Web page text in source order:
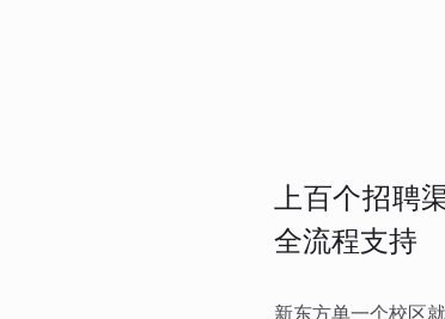
上百个招聘
全流程支持
新东方单一个校区